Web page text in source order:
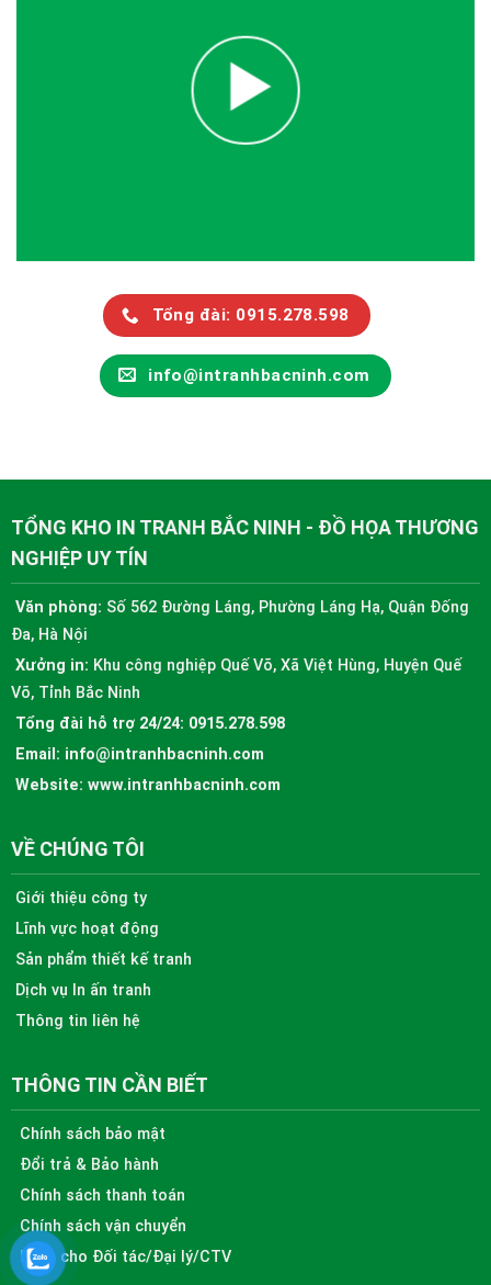
Tổng đài: 0915.278.598
info@intranhbacninh.com
TỔNG KHO IN TRANH BẮC NINH - ĐỒ HỌA THƯƠNG
NGHIỆP UY TÍN
Văn phòng: Số 562 Đường Láng, Phường Láng Hạ, Quận Đống
Đa, Hà Nội
Xưởng in: Khu công nghiệp Quế Võ, Xã Việt Hùng, Huyện Quế
Võ, Tỉnh Bắc Ninh
Tổng đài hỗ trợ 24/24: 0915.278.598
Email: info@intranhbacninh.com
Website: www.intranhbacninh.com
VỀ CHÚNG TÔI
Giới thiệu công ty
Lĩnh vực hoạt động
Sản phẩm thiết kế tranh
Dịch vụ In ấn tranh
Thông tin liên hệ
THÔNG TIN CẦN BIẾT
Chính sách bảo mật
Đổi trả & Bảo hành
Chính sách thanh toán
Chính sách vận chuyển
Dành cho Đối tác/Đại lý/CTV